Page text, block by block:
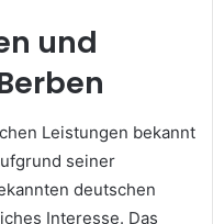
und
Leistungen bekannt
seiner
deutschen
Interesse. Das